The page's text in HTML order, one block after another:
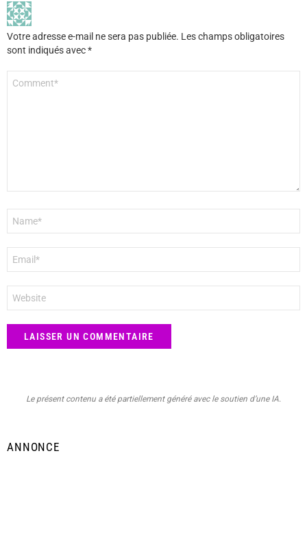
Votre adresse e-mail ne sera pas publiée. Les champs obligatoires
sont indiqués avec*
mail
*
web
Le présent contenu a été partiellement généré avec le soutien d’une IA.
ANNONCE